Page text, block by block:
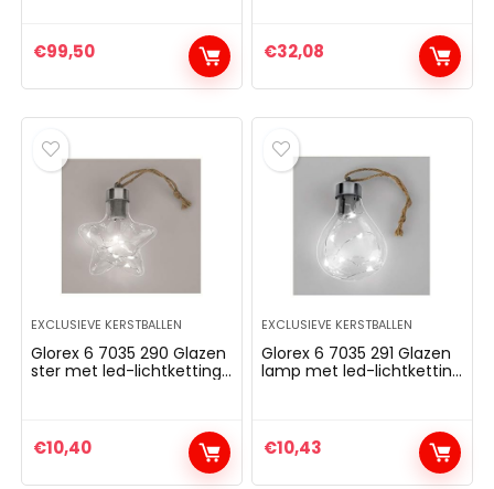
kleuren,
afstandsbediening,
vloerlamp & tafellamp)
€99,50 €32,08
EXCLUSIEVE KERSTBALLEN
Glorex 6 7035 290 Glazen
ster met led-lichtketting
verlichting, ca. 8 x 9 x 3
cm groot.
€10,40
EXCLUSIEVE KERSTBALLEN
Glorex 6 7035 291 Glazen
lamp met led-lichtketting
verlichting, ca. 6,5 x 9 x 3
cm groot.
€10,43